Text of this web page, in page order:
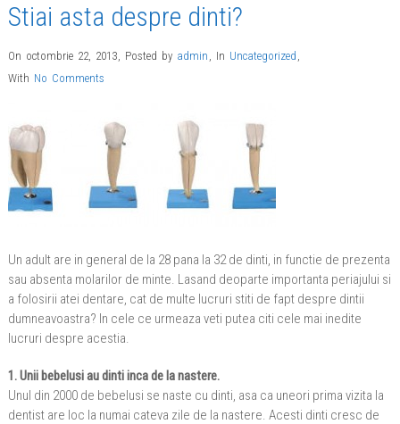
Stiai asta despre dinti?
On octombrie 22, 2013, Posted by admin , In Uncategorized ,
With No Comments
Un adult are in general de la 28 pana la 32 de dinti, in functie de prezenta
sau absenta molarilor de minte. Lasand deoparte importanta periajului si
a folosirii atei dentare, cat de multe lucruri stiti de fapt despre dintii
dumneavoastra? In cele ce urmeaza veti putea citi cele mai inedite
lucruri despre acestia.
1. Unii bebelusi au dinti inca de la nastere.
Unul din 2000 de bebelusi se naste cu dinti, asa ca uneori prima vizita la
dentist are loc la numai cateva zile de la nastere. Acesti dinti cresc de